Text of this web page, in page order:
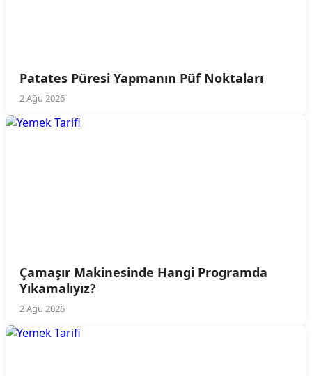
Patates Püresi Yapmanın Püf Noktaları
2 Ağu 2026
Çamaşır Makinesinde Hangi Programda
Yıkamalıyız?
2 Ağu 2026